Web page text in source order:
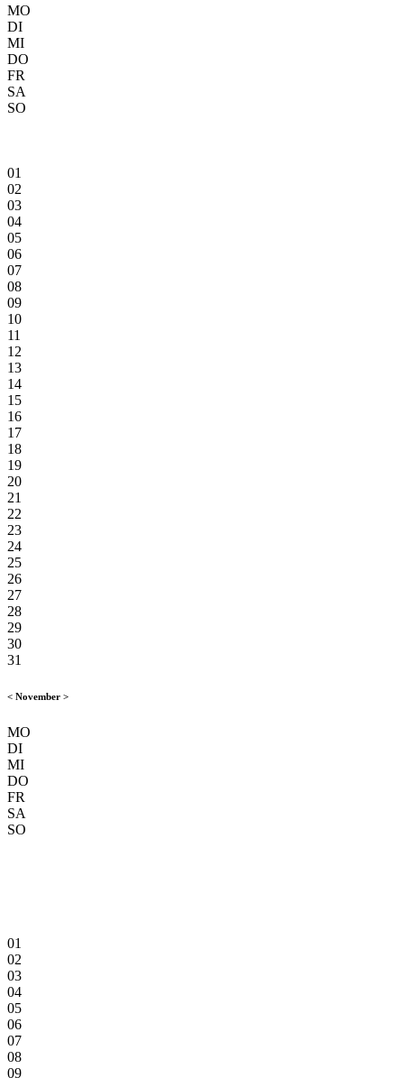
MO
DI
MI
DO
FR
SA
SO
01
02
03
04
05
06
07
08
09
10
11
12
13
14
15
16
17
18
19
20
21
22
23
24
25
26
27
28
29
30
31
< November >
MO
DI
MI
DO
FR
SA
SO
01
02
03
04
05
06
07
08
09